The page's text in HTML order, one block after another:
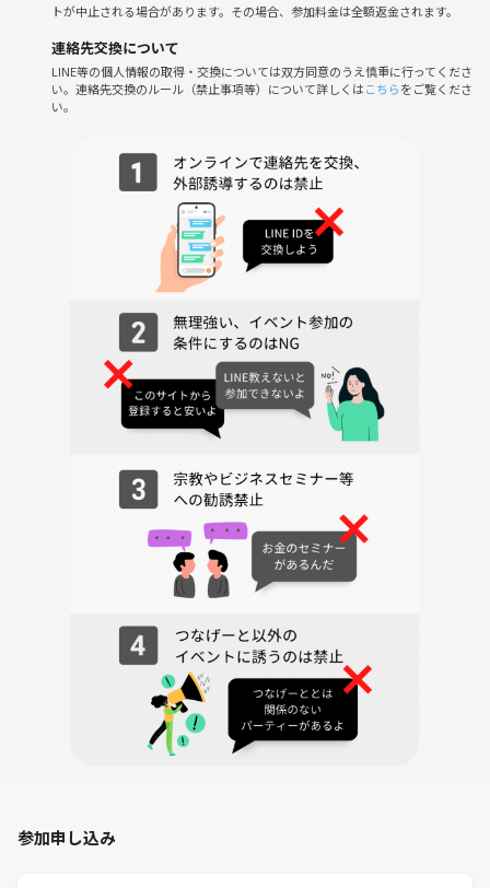
・私の歌を聴いてー！
→聴きますとも︎︎👍同じくらい皆さんの歌も聴来ながら一緒に盛り上が
りましょ♪
・あわよくばデュエットしてー！
→有名曲なら必ずデュエットできる人がいるかも⁉️いなくても布教おk
※※過去の会で歌ってる曲はつなげーと サークルページのブログに掲載
トが中止される場合があります。その場合、参加料金は全額返金されます。
連絡先交換について
LINE等の個人情報の取得・交換については双方同意のうえ慎重に行ってくださ
い。連絡先交換のルール（禁止事項等）について詳しくはこちらをご覧くださ
い。
参加申し込み